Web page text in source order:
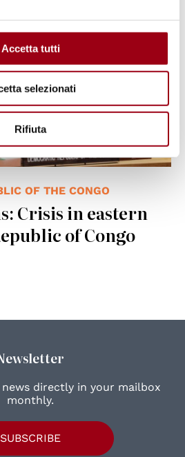
Accetta tutti
selezionati
Rifiuta
OF THE CONGO
Crisis in eastern
of Congo
directly in your mailbox
monthly.
SUBSCRIBE